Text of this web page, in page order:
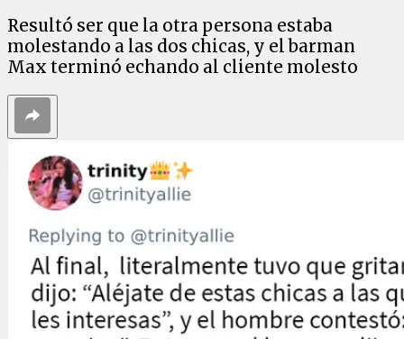
Resultó ser que la otra persona estaba
molestando a las dos chicas, y el barman
Max terminó echando al cliente molesto